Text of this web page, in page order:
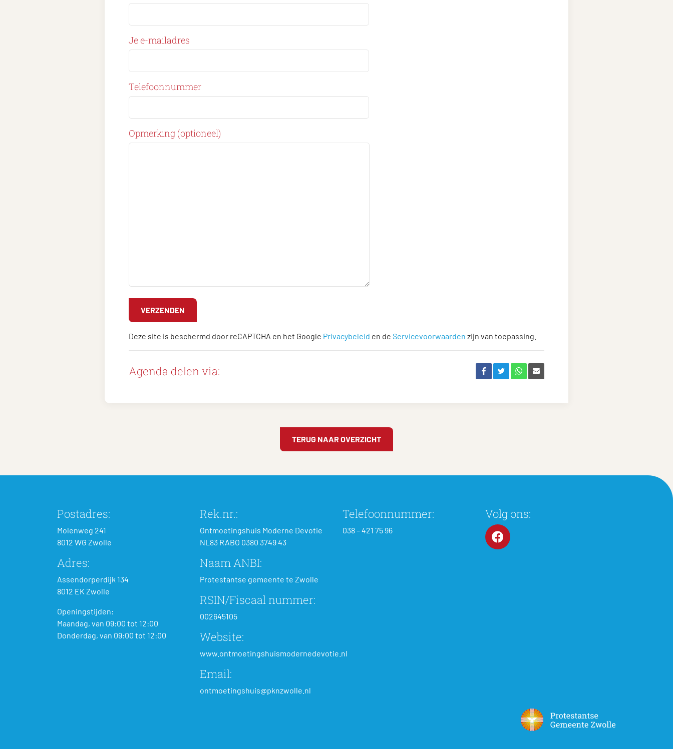
Je e-mailadres
Telefoonnummer
Opmerking (optioneel)
Deze site is beschermd door reCAPTCHA en het Google Privacybeleid en de Servicevoorwaarden zijn van toepassing.
Agenda delen via:
TERUG NAAR OVERZICHT
Postadres:
Molenweg 241
8012 WG Zwolle
Adres:
Assendorperdijk 134
8012 EK Zwolle
Openingstijden:
Maandag, van 09:00 tot 12:00
Donderdag, van 09:00 tot 12:00
Rek.nr.:
Ontmoetingshuis Moderne Devotie
NL83 RABO 0380 3749 43
Naam ANBI:
Protestantse gemeente te Zwolle
RSIN/Fiscaal nummer:
002645105
Website:
www.ontmoetingshuismodernedevotie.nl
Email:
ontmoetingshuis@pknzwolle.nl
Telefoonnummer:
038 – 421 75 96
Volg ons: